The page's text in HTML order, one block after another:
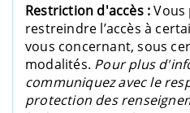
Restriction d'accès :Vous
restreindre l’accès à
vous concernant, sous
modalités. Pour plus
communiquez avec le
protection des